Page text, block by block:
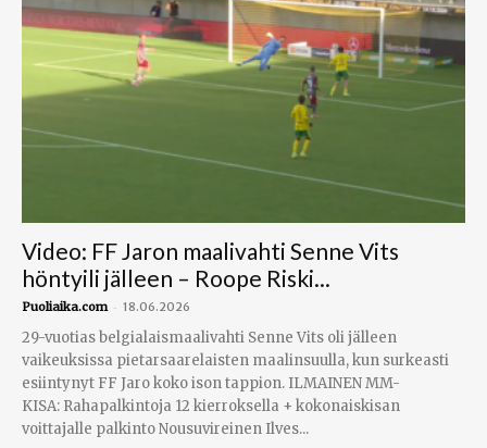
Video: FF Jaron maalivahti Senne Vits
höntyili jälleen – Roope Riski...
Puoliaika.com - 18.06.2026
29-vuotias belgialaismaalivahti Senne Vits oli jälleen
vaikeuksissa pietarsaarelaisten maalinsuulla, kun surkeasti
esiintynyt FF Jaro koko ison tappion. ILMAINEN MM-
KISA: Rahapalkintoja 12 kierroksella + kokonaiskisan
voittajalle palkinto Nousuvireinen Ilves...